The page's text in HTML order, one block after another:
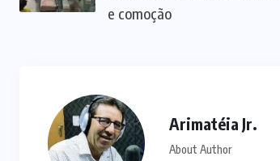
e comoção
Arimatéia Jr.
About Author